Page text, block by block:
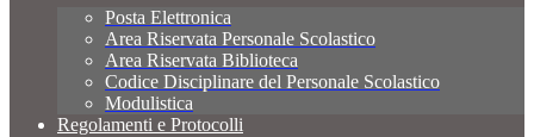
Posta Elettronica
Area Riservata Personale Scolastico
Area Riservata Biblioteca
Codice Disciplinare del Personale Scolastico
Modulistica
Regolamenti e Protocolli